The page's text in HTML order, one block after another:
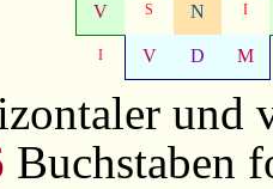
V S N I
I V D M
und
Buchstaben